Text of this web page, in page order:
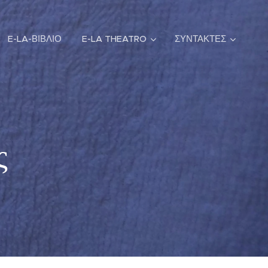
E-LA-ΒΙΒΛΙΟ E-LA THEATRO ΣΥΝΤΑΚΤΕΣ